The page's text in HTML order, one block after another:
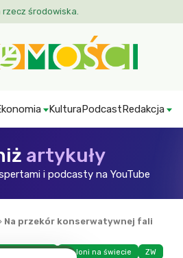
rzecz środowiska.
KulturaPodcastRedakcja
artykuły
i podcasty na YouTube
Na przekór konserwatywnej fali
Zieloni na świecie ZW